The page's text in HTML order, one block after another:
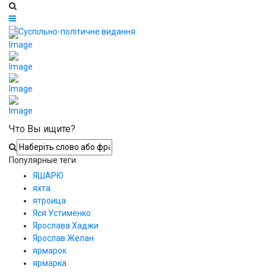
Что Вы ищите?
Популярные теги
ЯШАРЮ
яхта
ятроица
Яся Устименко
Ярослава Хаджи
Ярослав Желан
ярмарок
ярмарка